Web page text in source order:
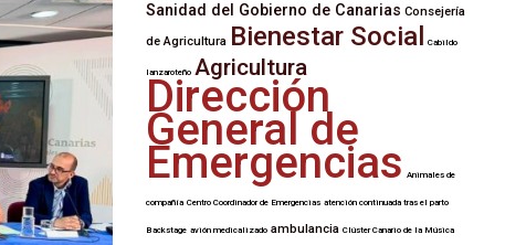
Sanidad del Gobierno de Canarias Consejería
de Agricultura Bienestar Social Cabildo
lanzaroteño Agricultura
Dirección
General de
Emergencias Animales de
compañía Centro Coordinador de Emergencias atención continuada tras el parto
Backstage avión medicalizado ambulancia Clúster Canario de la Música